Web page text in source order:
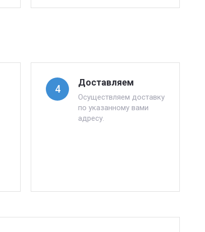
4
Доставляем
Осуществляем доставку
по указанному вами
адресу.